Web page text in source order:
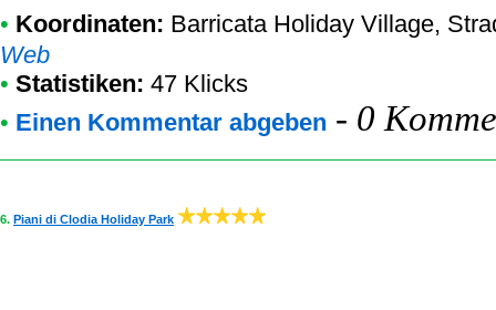
• Koordinaten: Barricata Holiday Village,
Web
• Statistiken: 47 Klicks
• Einen Kommentar abgeben - 0
6. Piani di Clodia Holiday Park